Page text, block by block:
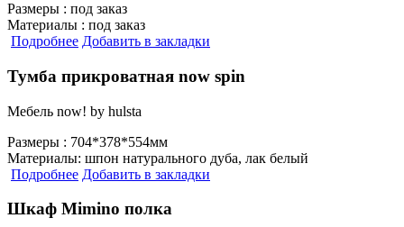
Размеры : под заказ
Материалы : под заказ
Подробнее Добавить в закладки
Тумба прикроватная now spin
Мебель now! by hulsta
Размеры : 704*378*554мм
Материалы: шпон натурального дуба, лак белый
Подробнее Добавить в закладки
Шкаф Mimino полка